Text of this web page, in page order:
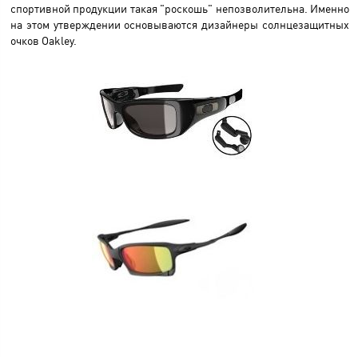
спортивной продукции такая "роскошь" непозволительна. Именно
на этом утверждении основываются дизайнеры солнцезащитных
очков Oakley.